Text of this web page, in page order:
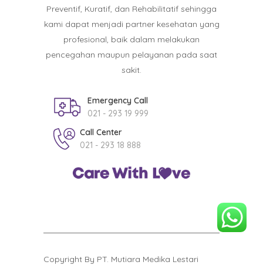
Preventif, Kuratif, dan Rehabilitatif sehingga
kami dapat menjadi partner kesehatan yang
profesional, baik dalam melakukan
pencegahan maupun pelayanan pada saat
sakit.
Emergency Call
021 - 293 19 999
Call Center
021 - 293 18 888
Copyright By PT. Mutiara Medika Lestari